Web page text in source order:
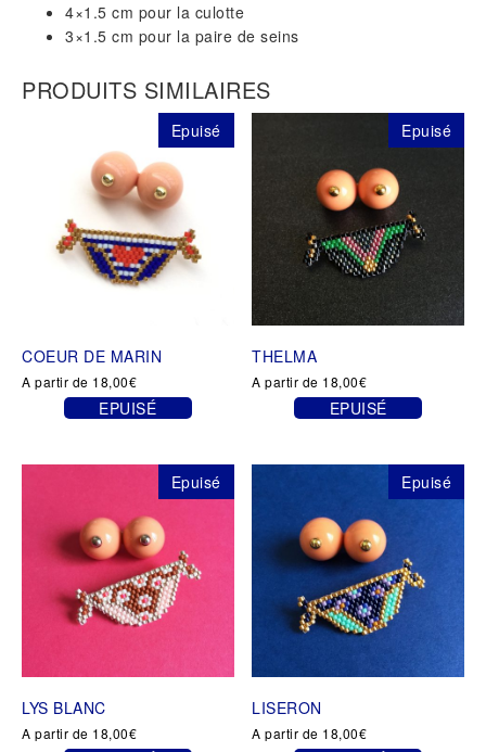
4×1.5 cm pour la culotte
3×1.5 cm pour la paire de seins
PRODUITS SIMILAIRES
Epuisé
COEUR DE MARIN
A partir de 18,00€
EPUISÉ
a
variations.
options
choisies
du
produit
Epuisé
THELMA
A partir de 18,00€
EPUISÉ
a
variations.
Les
options
être
choisies
du
produit
Epuisé
LYS BLANC
A partir de 18,00€
Epuisé
LISERON
A partir de 18,00€